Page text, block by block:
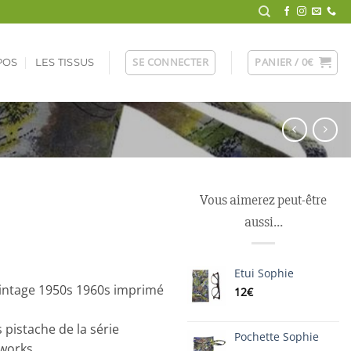
LES TISSUS SE CONNECTER PANIER / 0€
1950s 1960s imprimé
de la série
Vous aimerez peut-être
aussi…
Etui Sophie
12€
Pochette Sophie